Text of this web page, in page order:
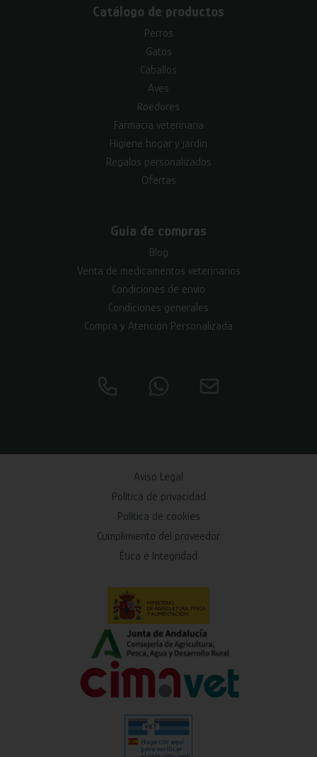
Catálogo de productos
Perros
Gatos
Caballos
Aves
Roedores
Farmacia veterinaria
Higiene hogar y jardín
Regalos personalizados
Ofertas
Guía de compras
Blog
Venta de medicamentos veterinarios
Condiciones de envío
Condiciones generales
Compra y Atención Personalizada
Aviso Legal
Política de privacidad
Política de cookies
Cumplimiento del proveedor
Ética e Integridad